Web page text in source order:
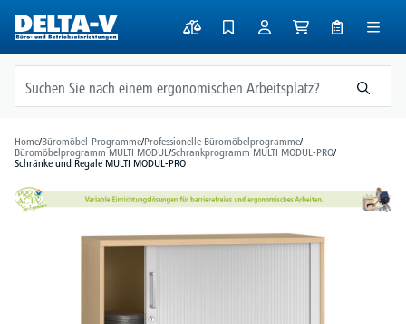
springen
Home/Büromöbel-Programme/Professionelle Büromöbelprogramme/
Büromöbelprogramm MULTI MODUL/Schrankprogramm MULTI MODUL-PRO/
Schränke und Regale MULTI MODUL-PRO